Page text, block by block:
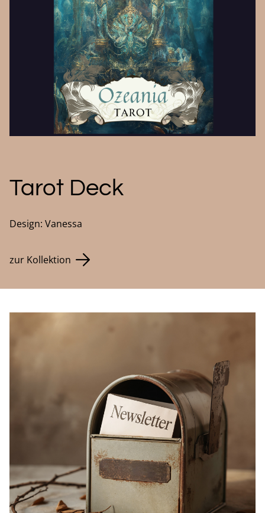
Tarot Deck
Design: Vanessa
zur Kollektion